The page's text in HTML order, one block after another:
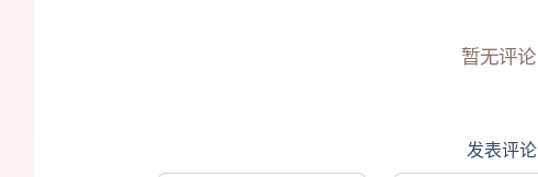
暂无评论
发表评论